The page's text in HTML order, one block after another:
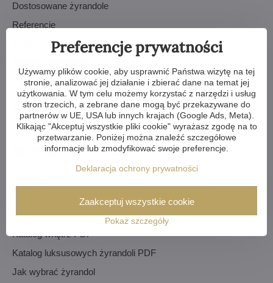
Dostosowane żyrandole
Referencje
Pytania – FAQ
Polityka prywatności - RODO
Zamówienia
Inspiracje i tutoriale
Katalog żyrandoli PDF
Katalog wnętrz PDF
Katalog luksusowych żyrandoli PDF
Jak wybrać żyrandol
Preferencje prywatności
Używamy plików cookie, aby usprawnić Państwa wizytę na tej
stronie, analizować jej działanie i zbierać dane na temat jej
użytkowania. W tym celu możemy korzystać z narzędzi i usług
stron trzecich, a zebrane dane mogą być przekazywane do
partnerów w UE, USA lub innych krajach (Google Ads, Meta).
Klikając "Akceptuj wszystkie pliki cookie" wyrażasz zgodę na to
przetwarzanie. Poniżej można znaleźć szczegółowe
informacje lub zmodyfikować swoje preferencje.
Deklaracja ochrony prywatności
Pokaż szczegóły
Zaakceptuj wszystkie cookie